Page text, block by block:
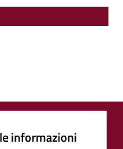
informazioni